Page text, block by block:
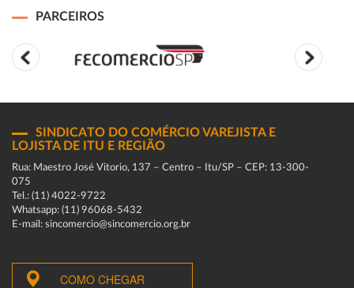
PARCEIROS
SINDICATO DO COMÉRCIO VAREJISTA E
LOJISTA DE ITU E REGIÃO
Rua: Maestro José Vitorio, 137 – Centro – Itu/SP – CEP: 13-300-
075
Tel.: (11) 4022-9722
Whatsapp: (11) 96068-5432
E-mail: sincomercio@sincomercio.org.br
COMO CHEGAR